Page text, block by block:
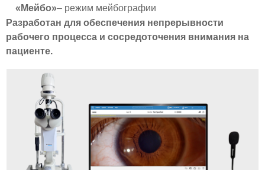
«Мейбо»– режим мейбографии
Разработан для обеспечения непрерывности
рабочего процесса и сосредоточения внимания на
пациенте.